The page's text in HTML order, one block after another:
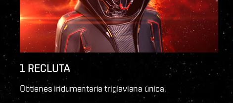
1 RECLUTA
Obtienes indumentaria triglaviana única.